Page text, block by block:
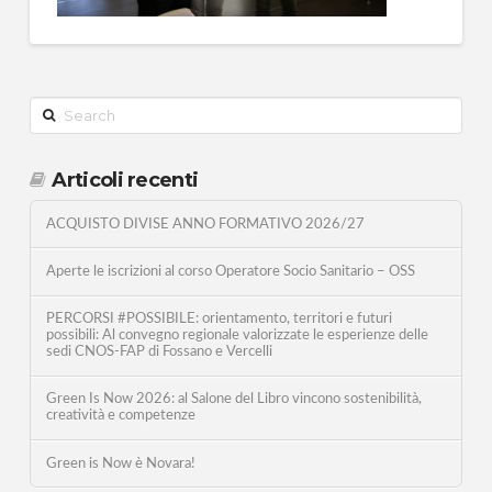
Search
Articoli recenti
ACQUISTO DIVISE ANNO FORMATIVO 2026/27
Aperte le iscrizioni al corso Operatore Socio Sanitario – OSS
PERCORSI #POSSIBILE: orientamento, territori e futuri
possibili: Al convegno regionale valorizzate le esperienze delle
sedi CNOS-FAP di Fossano e Vercelli
Green Is Now 2026: al Salone del Libro vincono sostenibilità,
creatività e competenze
Green is Now è Novara!